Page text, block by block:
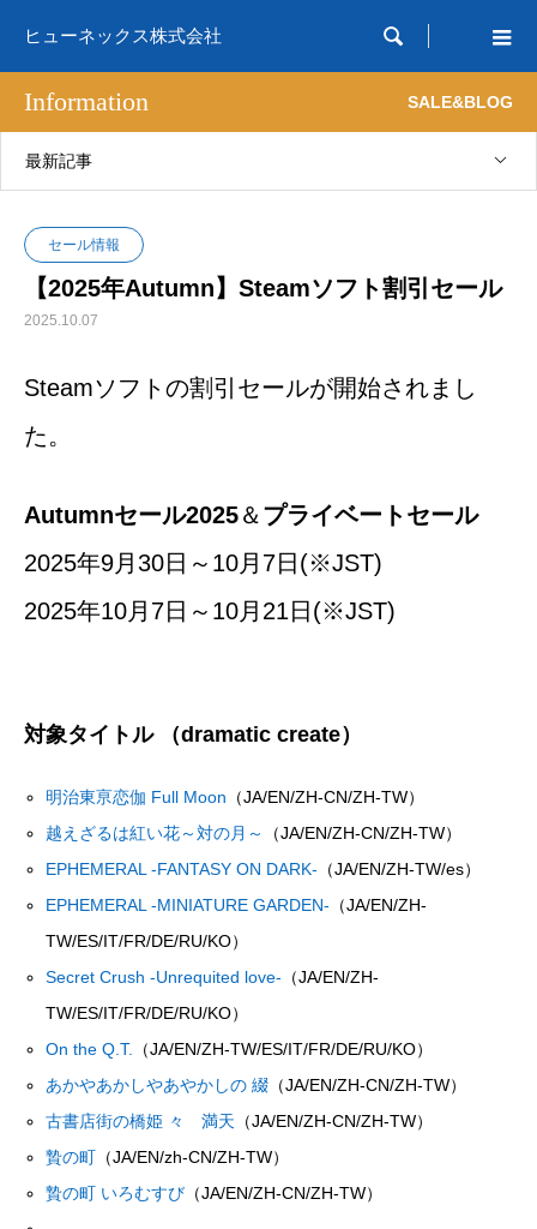
ヒューネックス株式会社 
Information SALE&BLOG
最新記事
セール情報
【2025年Autumn】Steamソフト割引セール
2025.10.07
Steamソフトの割引セールが開始されまし
た。
Autumnセール2025＆プライベートセール
2025年9月30日～10月7日(※JST)
2025年10月7日～10月21日(※JST)
対象タイトル （dramatic create）
明治東亰恋伽 Full Moon （JA/EN/ZH-CN/ZH-TW）
越えざるは紅い花～対の月～
（JA/EN/ZH-CN/ZH-TW）
EPHEMERAL -FANTASY ON DARK- （JA/EN/ZH-TW/es）
EPHEMERAL -MINIATURE GARDEN- （JA/EN/ZH-
TW/ES/IT/FR/DE/RU/KO）
Secret Crush -Unrequited love- （JA/EN/ZH-
TW/ES/IT/FR/DE/RU/KO）
On the Q.T.
（JA/EN/ZH-TW/ES/IT/FR/DE/RU/KO）
あかやあかしやあやかしの 綴 （JA/EN/ZH-CN/ZH-TW）
古書店街の橋姫 々 満天 （JA/EN/ZH-CN/ZH-TW）
贄の町 （JA/EN/zh-CN/ZH-TW）
贄の町 いろむすび （JA/EN/ZH-CN/ZH-TW）